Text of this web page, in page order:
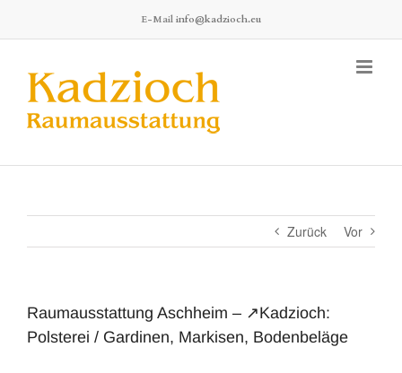
springen
E-Mail info@kadzioch.eu
Zurück Vor
Raumausstattung Aschheim – ↗️Kadzioch:
Polsterei / Gardinen, Markisen, Bodenbeläge